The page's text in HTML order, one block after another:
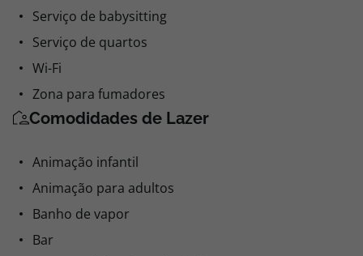
Serviço de babysitting
Serviço de quartos
Wi-Fi
Zona para fumadores
Comodidades de Lazer
Animação infantil
Animação para adultos
Banho de vapor
Bar